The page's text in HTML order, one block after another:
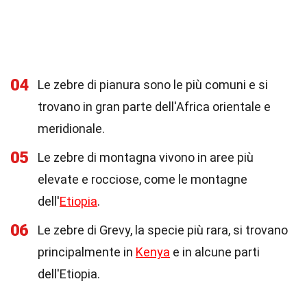
04
Le zebre di pianura sono le più comuni e si
trovano in gran parte dell'Africa orientale e
meridionale.
05
Le zebre di montagna vivono in aree più
elevate e rocciose, come le montagne
dell'Etiopia.
06
Le zebre di Grevy, la specie più rara, si trovano
principalmente in Kenya e in alcune parti
dell'Etiopia.